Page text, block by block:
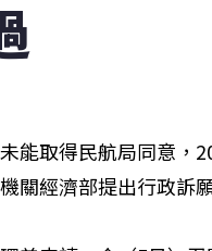
能取得民航局同意，
關經濟部提出行政訴